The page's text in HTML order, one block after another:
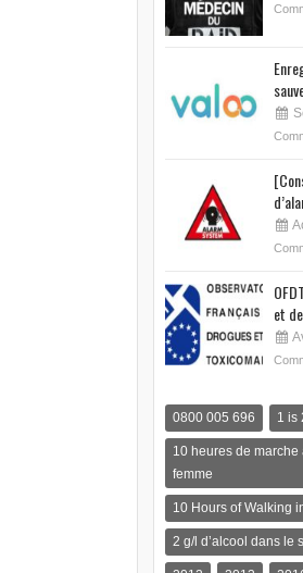
et
0800 005 696 1 is
10 heures de marche
femme
10 Hours of Walking
2 g/l d’alcool dans le